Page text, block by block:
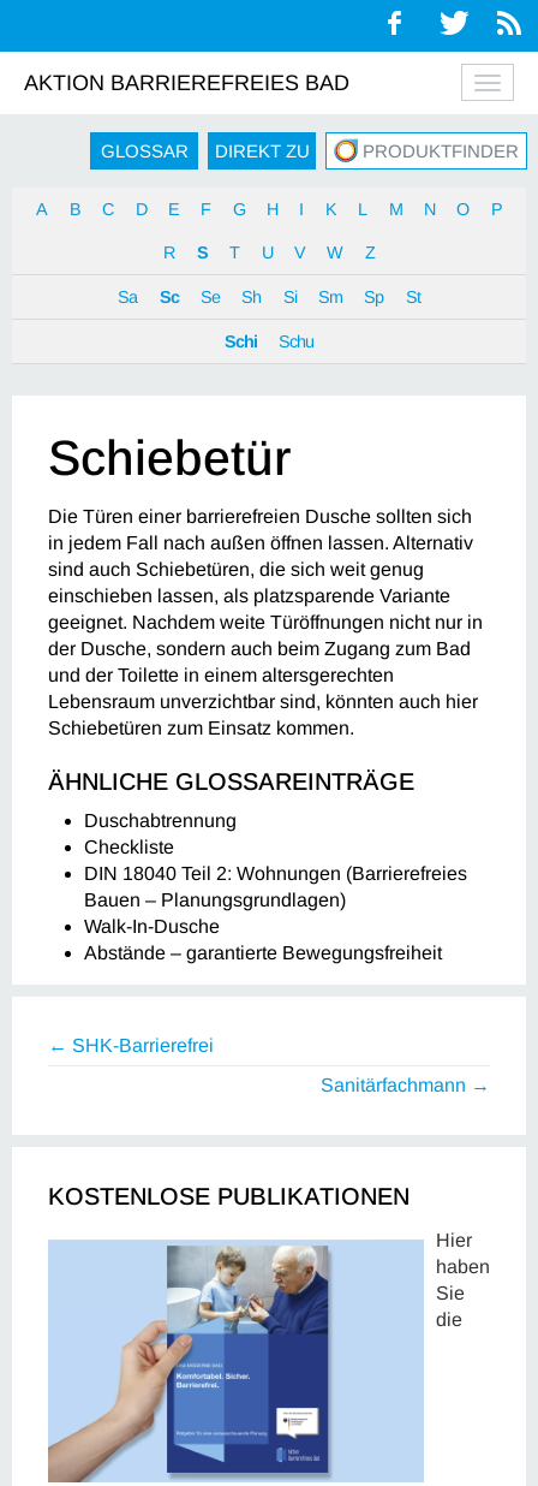
AKTION BARRIEREFREIES BAD
GLOSSAR DIREKT ZU PRODUKTFINDER
A B C D E F G H I K L M N O P
R S T U V W Z
Sa Sc Se Sh Si Sm Sp St
Schi Schu
Schiebetür
Die Türen einer barrierefreien Dusche sollten sich
in jedem Fall nach außen öffnen lassen. Alternativ
sind auch Schiebetüren, die sich weit genug
einschieben lassen, als platzsparende Variante
geeignet. Nachdem weite Türöffnungen nicht nur in
der Dusche, sondern auch beim Zugang zum Bad
und der Toilette in einem altersgerechten
Lebensraum unverzichtbar sind, könnten auch hier
Schiebetüren zum Einsatz kommen.
ÄHNLICHE GLOSSAREINTRÄGE
Duschabtrennung
Checkliste
DIN 18040 Teil 2: Wohnungen (Barrierefreies
Bauen – Planungsgrundlagen)
Walk-In-Dusche
Abstände – garantierte Bewegungsfreiheit
← SHK-Barrierefrei
Sanitärfachmann →
KOSTENLOSE PUBLIKATIONEN
Hier
haben
Sie
die